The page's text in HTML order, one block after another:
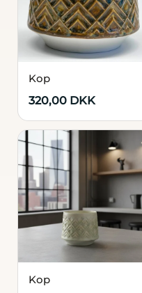
Kop
320,00 DKK
Kop